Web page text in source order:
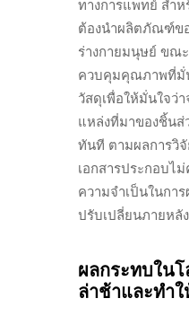
ทางการแพทย์ สำ
ต้องนำผลิตภัณฑ์ขอ
ร่างกายมนุษย์ ขณ
ควบคุมคุณภาพที่มั่
วัสดุเพื่อให้มั่นใจว่
แหล่งที่มาของชิ้นส่
ทันที ตามผลการวิ
เอกสารประกอบไ
ความจำเป็นในกา
ปรับเปลี่ยนภายหลั
ผลกระทบใน
ล่าช้าและทำ